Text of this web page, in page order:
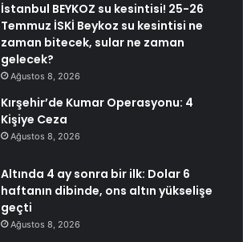
İstanbul BEYKOZ su kesintisi! 25-26
Temmuz İSKİ Beykoz su kesintisi ne
zaman bitecek, sular ne zaman
gelecek?
Ağustos 8, 2026
Kırşehir’de Kumar Operasyonu: 4
Kişiye Ceza
Ağustos 8, 2026
Altında 4 ay sonra bir ilk: Dolar 6
haftanın dibinde, ons altın yükselişe
geçti
Ağustos 8, 2026